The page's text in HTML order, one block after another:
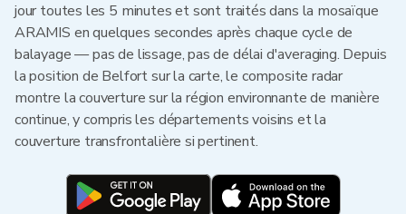
jour toutes les 5 minutes et sont traités dans la mosaïque
ARAMIS en quelques secondes après chaque cycle de
balayage — pas de lissage, pas de délai d'averaging. Depuis
la position de Belfort sur la carte, le composite radar
montre la couverture sur la région environnante de manière
continue, y compris les départements voisins et la
couverture transfrontalière si pertinent.